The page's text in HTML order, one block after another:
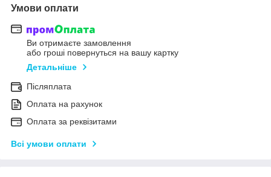
Умови оплати
Ви отримаєте замовлення
або гроші повернуться на вашу картку
Детальніше
Післяплата
Оплата на рахунок
Оплата за реквізитами
Всі умови оплати